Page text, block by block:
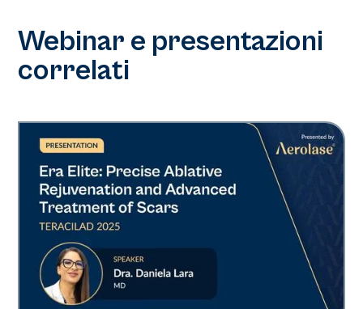
Webinar e presentazioni
correlati